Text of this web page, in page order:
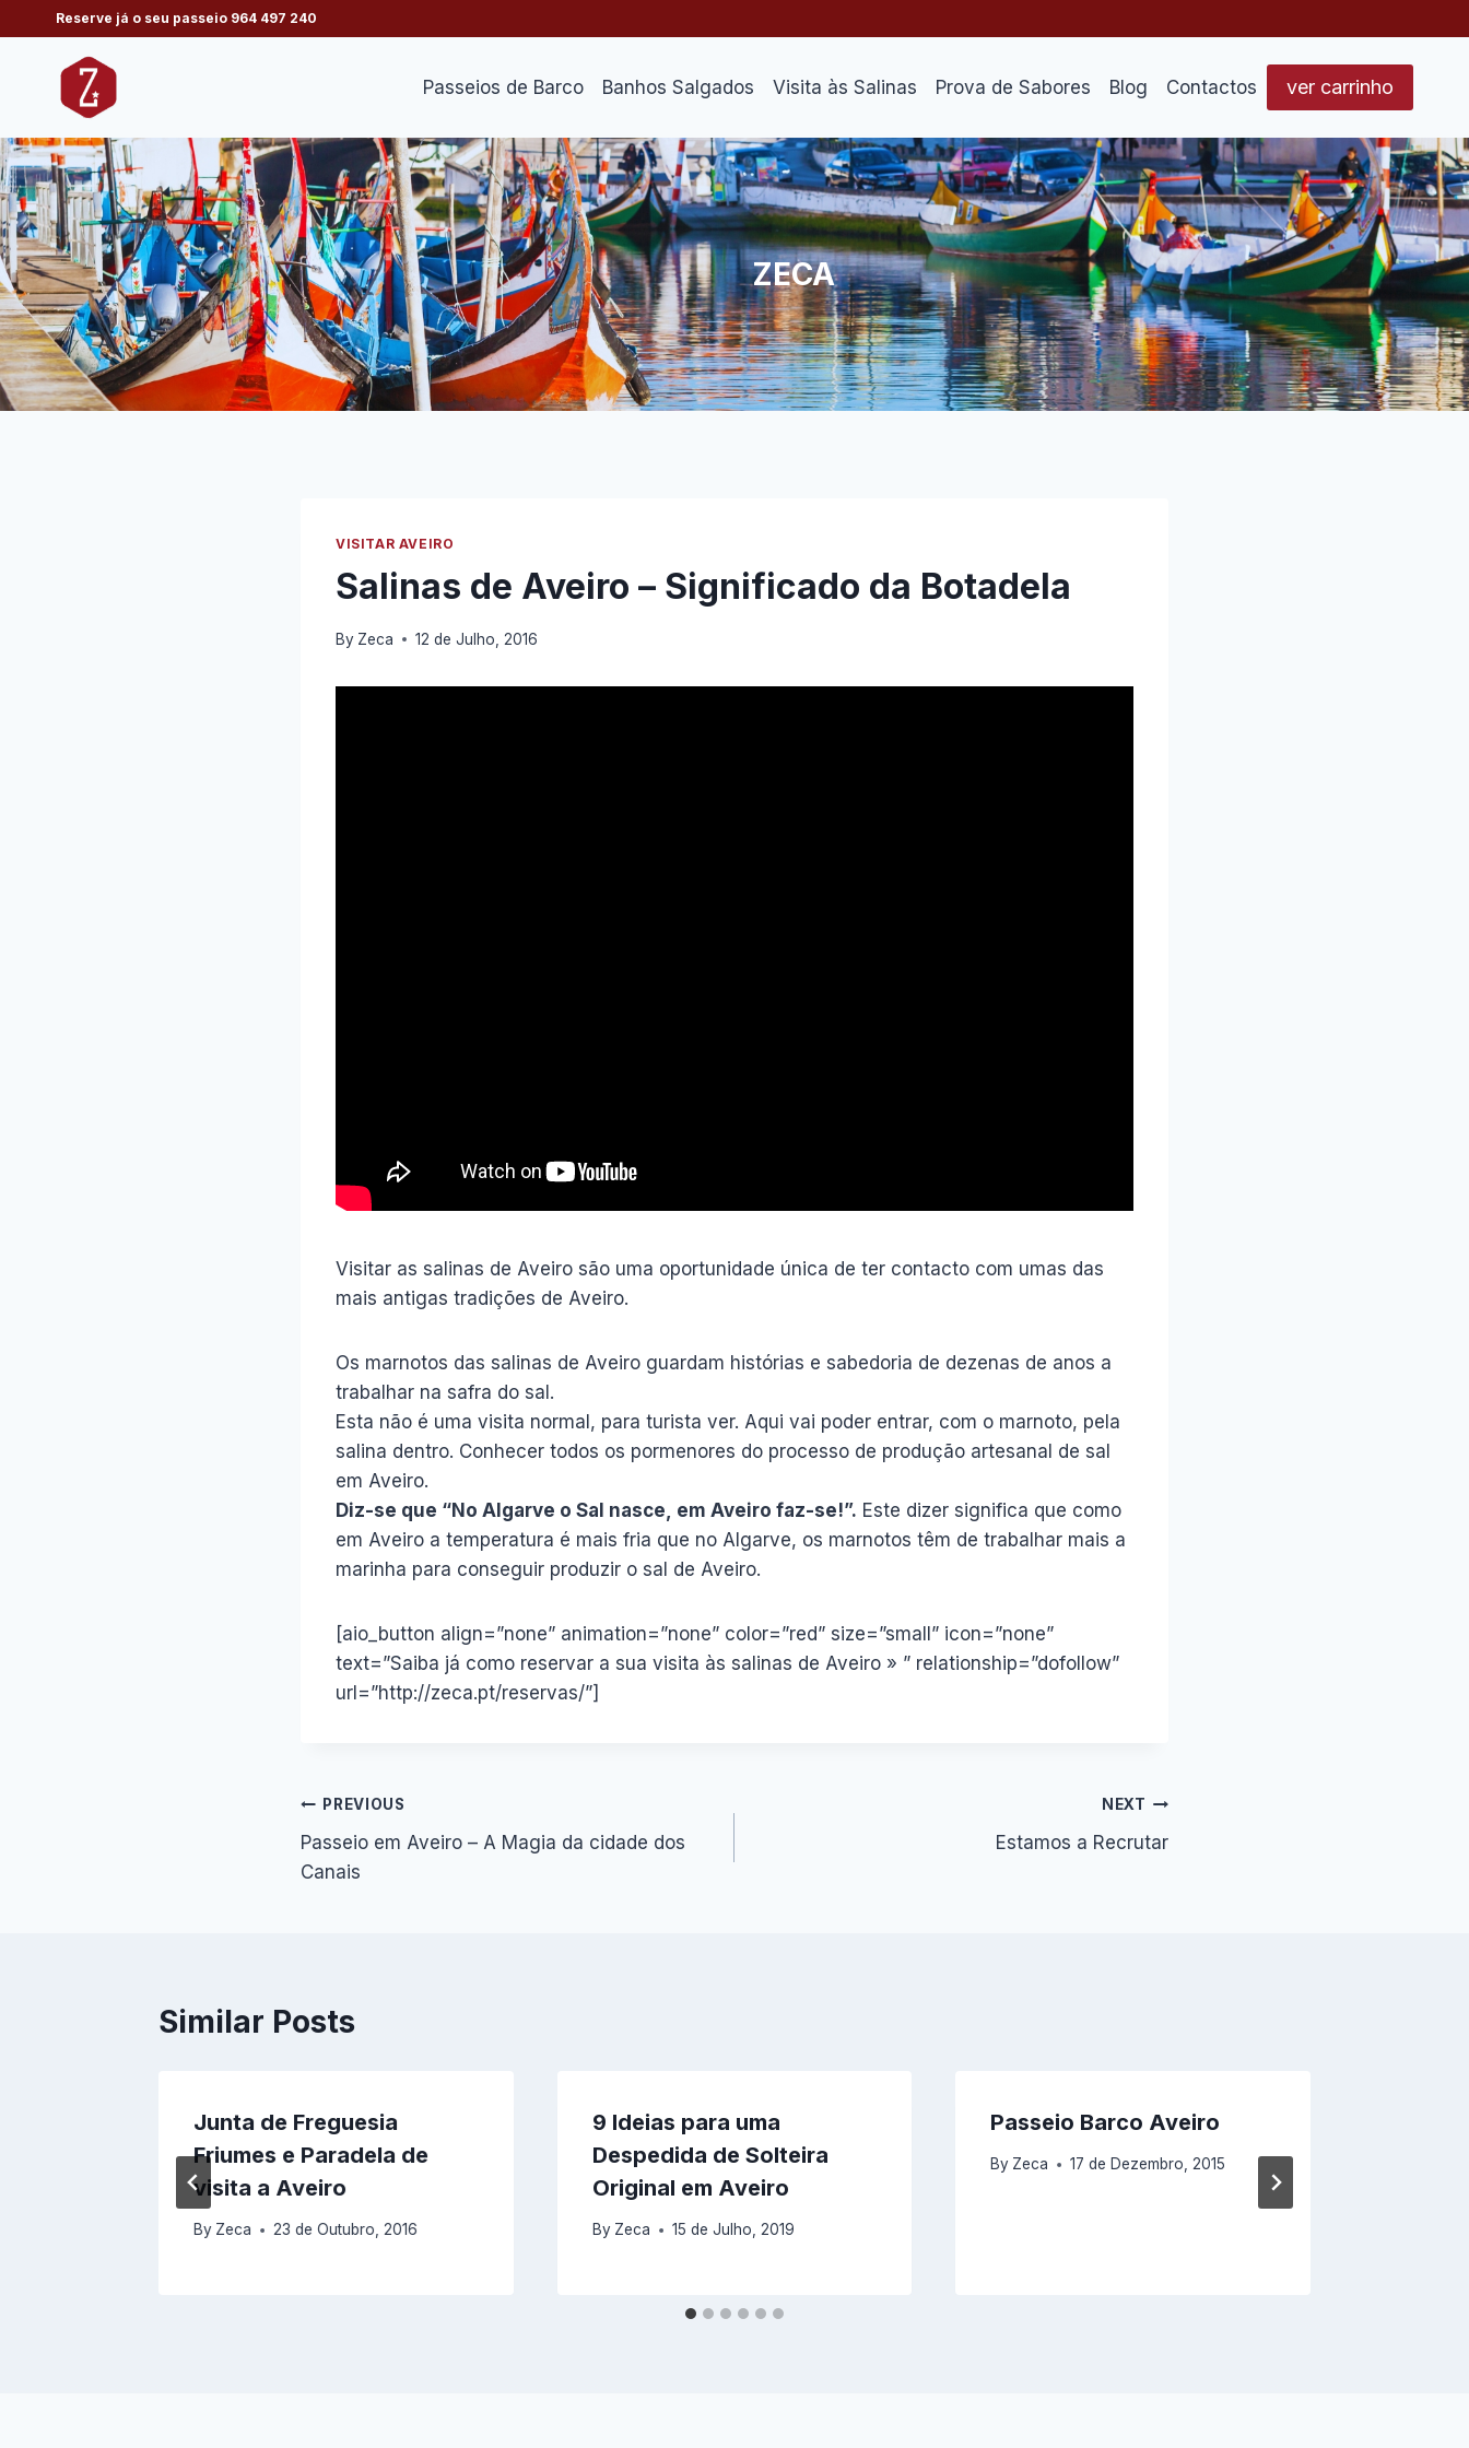
to
content
Reserve já o seu passeio 964 497 240
ver carrinho
Passeios de Barco Banhos Salgados Visita às Salinas Prova de Sabores Blog Contactos
ZECA
VISITAR AVEIRO
Salinas de Aveiro – Significado da Botadela
By Zeca 12 de Julho, 2016
Visitar as salinas de Aveiro são uma oportunidade única de ter contacto com umas das
mais antigas tradições de Aveiro.
Os marnotos das salinas de Aveiro guardam histórias e sabedoria de dezenas de anos a
trabalhar na safra do sal.
Esta não é uma visita normal, para turista ver. Aqui vai poder entrar, com o marnoto, pela
salina dentro. Conhecer todos os pormenores do processo de produção artesanal de sal
em Aveiro.
Diz-se que “No Algarve o Sal nasce, em Aveiro faz-se!”. Este dizer significa que como
em Aveiro a temperatura é mais fria que no Algarve, os marnotos têm de trabalhar mais a
marinha para conseguir produzir o sal de Aveiro.
[aio_button align=”none” animation=”none” color=”red” size=”small” icon=”none”
text=”Saiba já como reservar a sua visita às salinas de Aveiro » ” relationship=”dofollow”
url=”http://zeca.pt/reservas/”]
Navegação
de
PREVIOUS
Passeio em Aveiro – A Magia da cidade dos
Canais
NEXT
Estamos a Recrutar
Similar Posts
Junta de Freguesia
Friumes e Paradela de
visita a Aveiro
By Zeca 23 de Outubro, 2016
9 Ideias para uma
Despedida de Solteira
Original em Aveiro
By Zeca 15 de Julho, 2019
Passeio Barco Aveiro
By Zeca 17 de Dezembro, 2015